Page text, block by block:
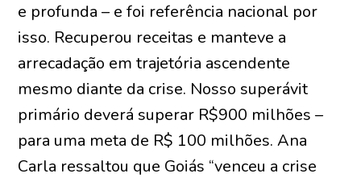
e profunda – e foi referência nacional por
isso. Recuperou receitas e manteve a
arrecadação em trajetória ascendente
mesmo diante da crise. Nosso superávit
primário deverá superar R$900 milhões –
para uma meta de R$ 100 milhões. Ana
Carla ressaltou que Goiás “venceu a crise